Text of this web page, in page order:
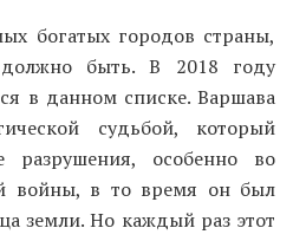
богатых городов страны,
должно быть. В 2018 году
в данном списке. Варшава
судьбой, который
разрушения, особенно во
войны, в то время он был
земли. Но каждый раз этот